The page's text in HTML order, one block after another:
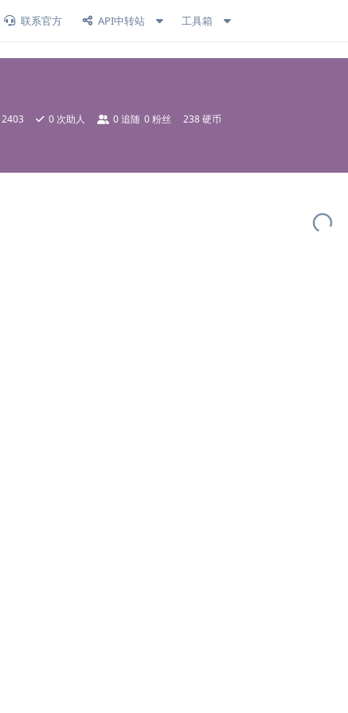
联系官方 API中转站 工具箱
2403 0 次助人 0追随 0粉丝 238 硬币